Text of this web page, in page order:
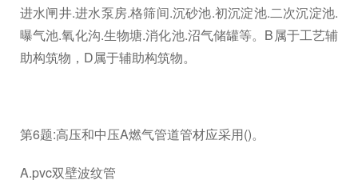
进水闸井.进水泵房.格筛间.沉砂池.初沉淀池.二次沉淀池.
曝气池.氧化沟.生物塘.消化池.沼气储罐等。B属于工艺辅
助构筑物，D属于辅助构筑物。
第6题:高压和中压A燃气管道管材应采用()。
A.pvc双壁波纹管